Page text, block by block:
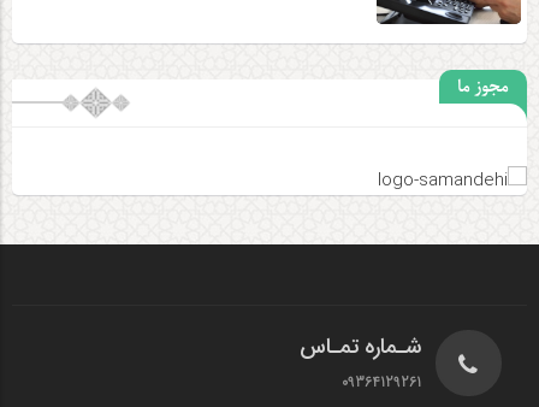
مجوز ما
شـماره تمـاس
09364129261